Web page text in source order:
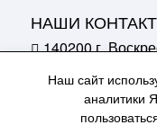
НАШИ
140200 г.
+7 (496) 442-03-
+7 (496) 449-70-
Наш сайт
аналитики